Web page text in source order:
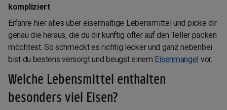
kompliziert.
Erfahre hier alles über eisenhaltige Lebensmittel und picke dir
genau die heraus, die du dir künftig öfter auf den Teller packen
möchtest. So schmeckt es richtig lecker und ganz nebenbei
bist du bestens versorgt und beugst einem Eisenmangel vor.
Welche Lebensmittel enthalten
besonders viel Eisen?